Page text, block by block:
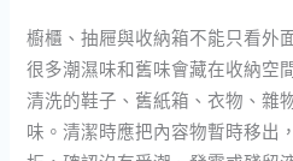
櫥櫃、抽屜與收納箱不能只看外
很多潮濕味和舊味會藏在收納空
清洗的鞋子、舊紙箱、衣物、雜
味。清潔時應把內容物暫時移出